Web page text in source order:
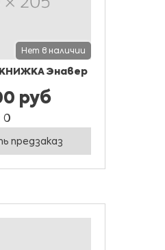
Нет в наличии
Энавер
руб
0
предзаказ